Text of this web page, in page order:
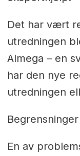
Det har vært
utredningen
Almega – en
har den nye
utredningen
Begrensninger
En av